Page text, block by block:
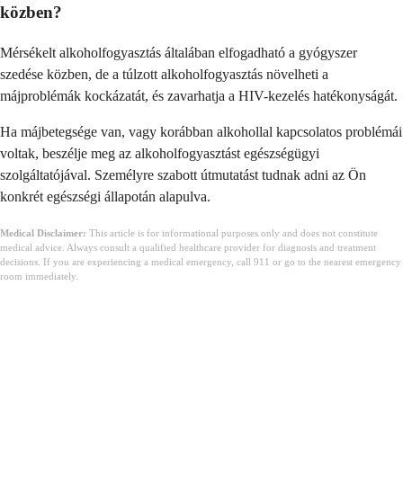
közben?
Mérsékelt alkoholfogyasztás általában elfogadható a gyógyszer
szedése közben, de a túlzott alkoholfogyasztás növelheti a
májproblémák kockázatát, és zavarhatja a HIV-kezelés hatékonyságát.
Ha májbetegsége van, vagy korábban alkohollal kapcsolatos problémái
voltak, beszélje meg az alkoholfogyasztást egészségügyi
szolgáltatójával. Személyre szabott útmutatást tudnak adni az Ön
konkrét egészségi állapotán alapulva.
Medical Disclaimer: This article is for informational purposes only and does not constitute
medical advice. Always consult a qualified healthcare provider for diagnosis and treatment
decisions. If you are experiencing a medical emergency, call 911 or go to the nearest emergency
room immediately.